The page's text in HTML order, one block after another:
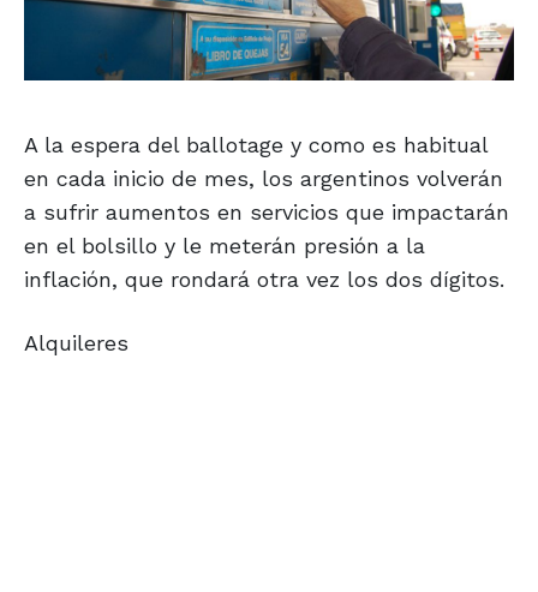
A la espera del ballotage y como es habitual
en cada inicio de mes, los argentinos volverán
a sufrir aumentos en servicios que impactarán
en el bolsillo y le meterán presión a la
inflación, que rondará otra vez los dos dígitos.
Alquileres